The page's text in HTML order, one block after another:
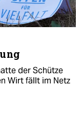
der Schütze
Wirt fällt im Netz